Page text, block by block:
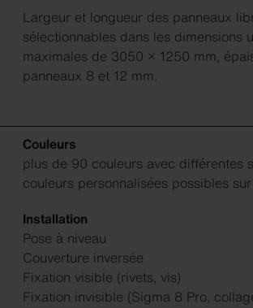
Largeur et longueur des panneaux
sélectionnables dans les dimensions
maximales de 3050 × 1250 mm,
panneaux 8 et 12 mm.
Couleurs
plus de 90 couleurs avec différentes
couleurs personnalisées possibles
Installation
Pose à niveau
Couverture inversée
Fixation visible (rivets, vis)
Fixation invisible (Sigma 8 Pro,